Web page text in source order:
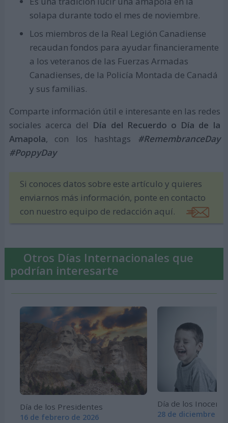
solapa durante todo el mes de noviembre.
Los miembros de la Real Legión Canadiense
recaudan fondos para ayudar financieramente
a los veteranos de las Fuerzas Armadas
Canadienses, de la Policía Montada de Canadá
y sus familias.
Comparte información útil e interesante en las redes
sociales acerca del Día del Recuerdo o Día de la
Amapola, con los hashtags #RemembranceDay
#PoppyDay
Si conoces datos sobre este artículo y quieres
enviarnos más información, ponte en contacto
con nuestro equipo de redacción aquí.
Otros Días Internacionales que
podrían interesarte
Día de los Presidentes
16 de febrero de 2026
Día de los
28 de diciembre de